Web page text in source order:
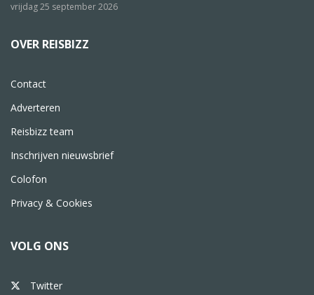
vrijdag 25 september 2026
OVER REISBIZZ
Contact
Adverteren
Reisbizz team
Inschrijven nieuwsbrief
Colofon
Privacy & Cookies
VOLG ONS
Twitter